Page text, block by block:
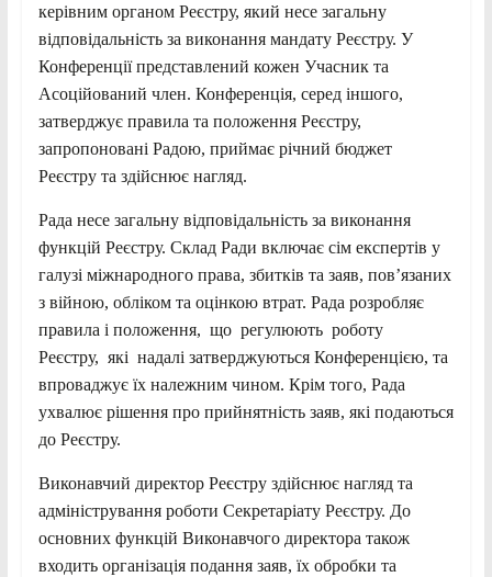
керівним органом Реєстру, який несе загальну
відповідальність за виконання мандату Реєстру. У
Конференції представлений кожен Учасник та
Асоційований член. Конференція, серед іншого,
затверджує правила та положення Реєстру,
запропоновані Радою, приймає річний бюджет
Реєстру та здійснює нагляд.
Рада несе загальну відповідальність за виконання
функцій Реєстру. Склад Ради включає сім експертів у
галузі міжнародного права, збитків та заяв, пов’язаних
з війною, обліком та оцінкою втрат. Рада розробляє
правила і положення, що регулюють роботу
Реєстру, які надалі затверджуються Конференцією, та
впроваджує їх належним чином. Крім того, Рада
ухвалює рішення про прийнятність заяв, які подаються
до Реєстру.
Виконавчий директор Реєстру здійснює нагляд та
адміністрування роботи Секретаріату Реєстру. До
основних функцій Виконавчого директора також
входить організація подання заяв, їх обробки та